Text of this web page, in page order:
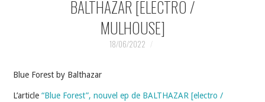
GABBA GABBA HEY !
INDÉPENDANTS
BALTHAZAR [ELECTRO /
MULHOUSE]
18/06/2022
Blue Forest by Balthazar
L’article“Blue Forest”, nouvel ep de BALTHAZAR [electro /